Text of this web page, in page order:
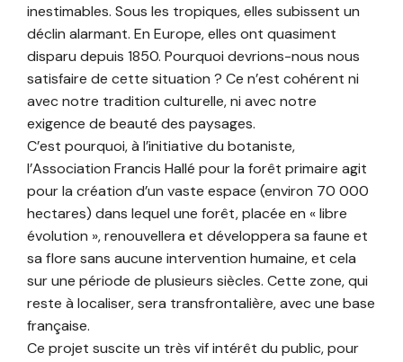
inestimables. Sous les tropiques, elles subissent un
déclin alarmant. En Europe, elles ont quasiment
disparu depuis 1850. Pourquoi devrions-nous nous
satisfaire de cette situation ? Ce n’est cohérent ni
avec notre tradition culturelle, ni avec notre
exigence de beauté des paysages.
C’est pourquoi, à l’initiative du botaniste,
l’Association Francis Hallé pour la forêt primaire agit
pour la création d’un vaste espace (environ 70 000
hectares) dans lequel une forêt, placée en « libre
évolution », renouvellera et développera sa faune et
sa flore sans aucune intervention humaine, et cela
sur une période de plusieurs siècles. Cette zone, qui
reste à localiser, sera transfrontalière, avec une base
française.
Ce projet suscite un très vif intérêt du public, pour